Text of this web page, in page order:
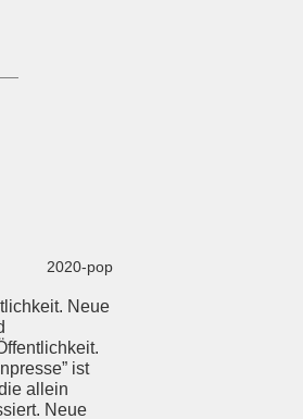
2020-pop
Neue
ist
allein
Neue